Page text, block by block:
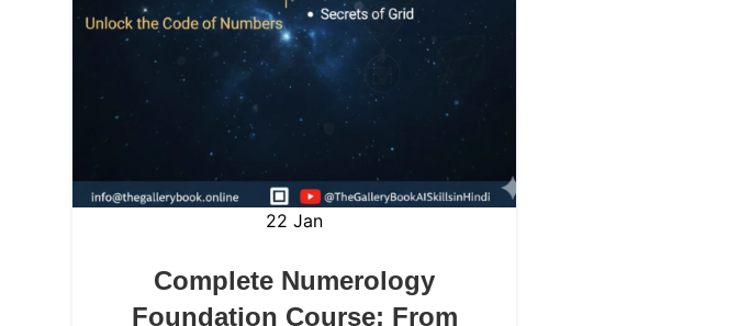
22 Jan
Complete Numerology
Foundation Course: From